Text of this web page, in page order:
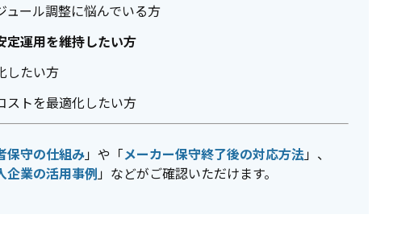
ュール調整に悩んでいる方
定運用を維持したい方
したい方
ストを最適化したい方
保守の仕組み」や「メーカー保守終了後の対応方法」、
企業の活用事例」などがご確認いただけます。